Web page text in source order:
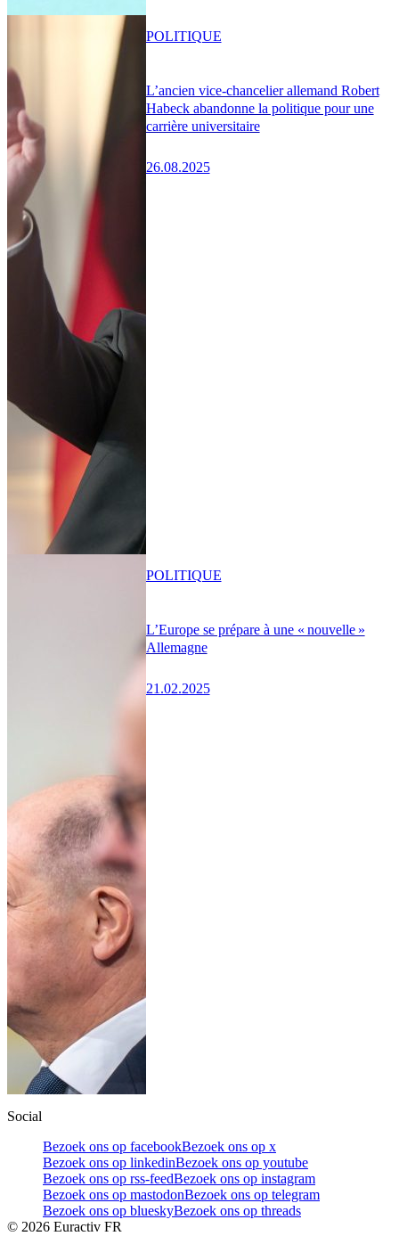
L’ancien vice-chancelier allemand Robert
Habeck abandonne la politique pour une
carrière universitaire
26.08.2025
POLITIQUE
L’Europe se prépare à une « nouvelle »
Allemagne
21.02.2025
POLITIQUE
Social
Bezoek ons op facebookBezoek ons op x
Bezoek ons op linkedinBezoek ons op youtube
Bezoek ons op rss-feedBezoek ons op instagram
Bezoek ons op mastodonBezoek ons op telegram
Bezoek ons op blueskyBezoek ons op threads
© 2026 Euractiv FR